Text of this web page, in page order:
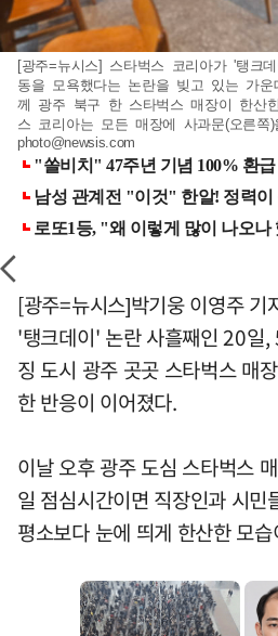
[광주=뉴시스] 스타벅스 코리아가 '탱크
동을 모욕했다는 논란을 빚고 있는 가
께 광주 북구 한 스타벅스 매장이 한산
스 코리아는 모든 매장에 사과문(오른쪽
photo@newsis.com
[광주=뉴시스]박기웅 이영주 기
'탱크데이' 논란 사흘째인 20일
징 도시 광주 곳곳 스타벅스 매
한 반응이 이어졌다.
이날 오후 광주 도심 스타벅스
일 점심시간이면 직장인과 시민
평소보다 눈에 띄게 한산한 모